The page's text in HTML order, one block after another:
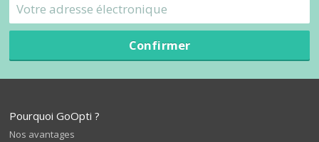
Confirmer
Pourquoi GoOpti ?
Nos avantages